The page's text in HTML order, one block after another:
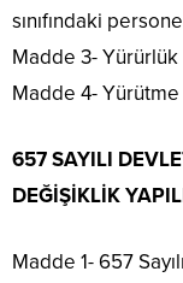
sınıfındaki
Madde 3-
Madde 4-
657 SAYILI
DEĞİŞİKLİK
Madde 1- 657